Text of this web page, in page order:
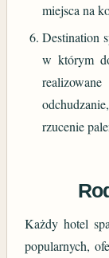
miejsca na
Destination
w którym
rzucenie
Każdy hotel
popularnych,